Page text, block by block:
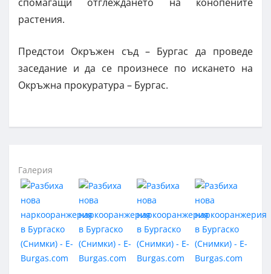
растения.
Предстои Окръжен съд – Бургас да проведе
заседание и да се произнесе по искането на
Окръжна прокуратура – Бургас.
Галерия